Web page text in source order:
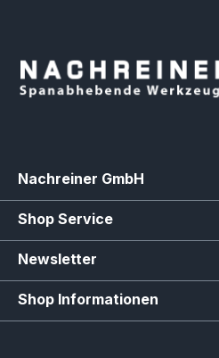
Nachreiner GmbH
Shop Service
Newsletter
Shop Informationen